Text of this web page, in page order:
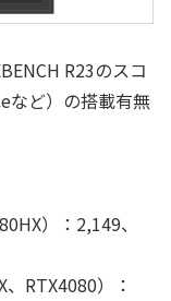
R23のスコ
など）の搭載有無
）：2,149、
RTX4080）：